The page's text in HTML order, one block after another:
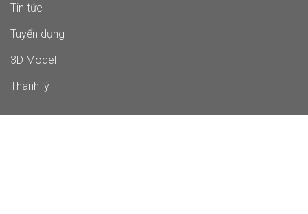
Tin tức
Tuyển dụng
3D Model
Thanh lý